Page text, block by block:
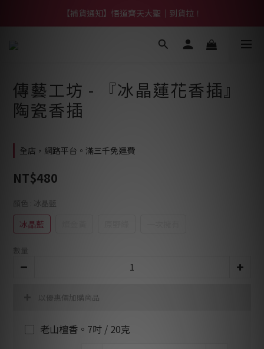
【熱門】馬上有系列！四種寶物幫你財運「轉」進來
【補貨通知】悟道齊天大聖｜到貨拉！
【熱門】馬上有系列！四種寶物幫你財運「轉」進來
傳藝工坊 - 『冰晶蓮花香插』
陶瓷香插
全店，網路平台。滿三千免運費
NT$480
: 冰晶藍
冰晶藍
以優惠價加購商品
老山檀香。7吋 / 20克